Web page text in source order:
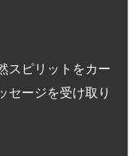
スピリットをカー
セージを受け取り